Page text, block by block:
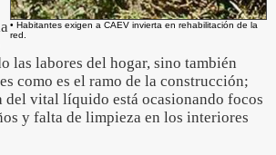
• Habitantes exigen a CAEV invierta en rehabilitación de la
red.
las labores del hogar, sino también
como es el ramo de la construcción;
del vital líquido está ocasionando focos
y falta de limpieza en los interiores